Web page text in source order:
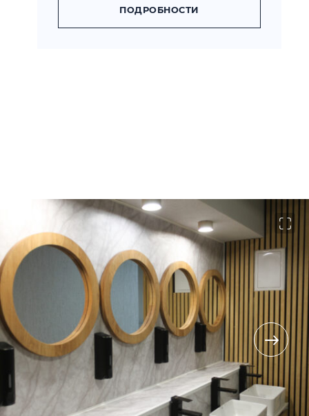
ПОДРОБНОСТИ